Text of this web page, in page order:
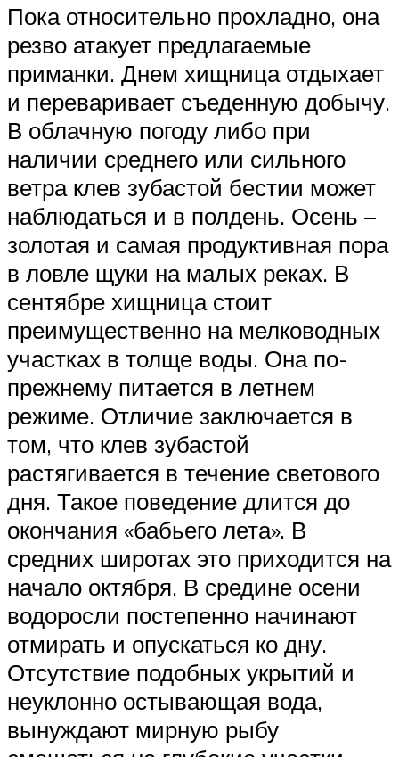
Пока относительно прохладно, она
резво атакует предлагаемые
приманки. Днем хищница отдыхает
и переваривает съеденную добычу.
В облачную погоду либо при
наличии среднего или сильного
ветра клев зубастой бестии может
наблюдаться и в полдень. Осень –
золотая и самая продуктивная пора
в ловле щуки на малых реках. В
сентябре хищница стоит
преимущественно на мелководных
участках в толще воды. Она по-
прежнему питается в летнем
режиме. Отличие заключается в
том, что клев зубастой
растягивается в течение светового
дня. Такое поведение длится до
окончания «бабьего лета». В
средних широтах это приходится на
начало октября. В средине осени
водоросли постепенно начинают
отмирать и опускаться ко дну.
Отсутствие подобных укрытий и
неуклонно остывающая вода,
вынуждают мирную рыбу